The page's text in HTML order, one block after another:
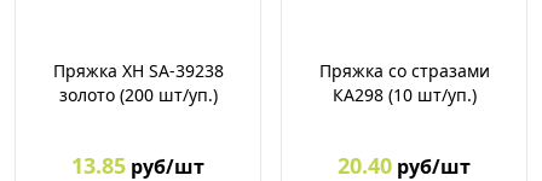
Пряжка XH SA-39238
золото (200 шт/уп.)
13.85 руб/шт
Пряжка со стразами
КА298 (10 шт/уп.)
20.40 руб/шт